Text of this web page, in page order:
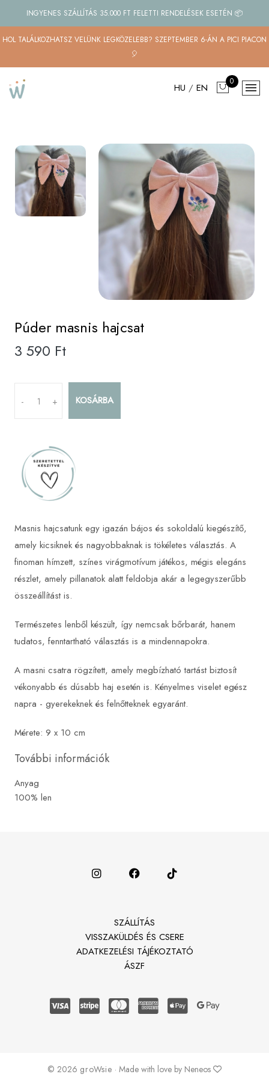
INGYENES SZÁLLÍTÁS 35.000 FT FELETTI RENDELÉSEK ESETÉN 📦
HOL TALÁLKOZHATSZ VELÜNK LEGKÖZELEBB? SZEPTEMBER 6-ÁN A PICI PIACON
🎈
HU / EN 0
Púder masnis hajcsat
3 590 Ft
- + KOSÁRBA
Masnis hajcsatunk egy igazán bájos és sokoldalú kiegészítő,
amely kicsiknek és nagyobbaknak is tökéletes választás. A
finoman hímzett, színes virágmotívum játékos, mégis elegáns
részlet, amely pillanatok alatt feldobja akár a legegyszerűbb
összeállítást is.
Természetes lenből készült, így nemcsak bőrbarát, hanem
tudatos, fenntartható választás is a mindennapokra.
A masni csatra rögzített, amely megbízható tartást biztosít
vékonyabb és dúsabb haj esetén is. Kényelmes viselet egész
napra - gyerekeknek és felnőtteknek egyaránt.
Mérete: 9 x 10 cm
További információk
Anyag
100% len
SZÁLLÍTÁS
VISSZAKÜLDÉS ÉS CSERE
ADATKEZELÉSI TÁJÉKOZTATÓ
ÁSZF
© 2026 groWsie · Made with love by Neneos